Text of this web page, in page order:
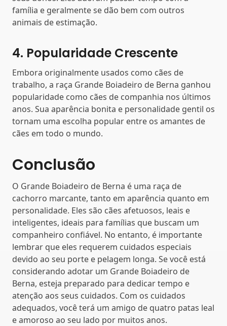
família e geralmente se dão bem com outros
animais de estimação.
4. Popularidade Crescente
Embora originalmente usados como cães de
trabalho, a raça Grande Boiadeiro de Berna ganhou
popularidade como cães de companhia nos últimos
anos. Sua aparência bonita e personalidade gentil os
tornam uma escolha popular entre os amantes de
cães em todo o mundo.
Conclusão
O Grande Boiadeiro de Berna é uma raça de
cachorro marcante, tanto em aparência quanto em
personalidade. Eles são cães afetuosos, leais e
inteligentes, ideais para famílias que buscam um
companheiro confiável. No entanto, é importante
lembrar que eles requerem cuidados especiais
devido ao seu porte e pelagem longa. Se você está
considerando adotar um Grande Boiadeiro de
Berna, esteja preparado para dedicar tempo e
atenção aos seus cuidados. Com os cuidados
adequados, você terá um amigo de quatro patas leal
e amoroso ao seu lado por muitos anos.